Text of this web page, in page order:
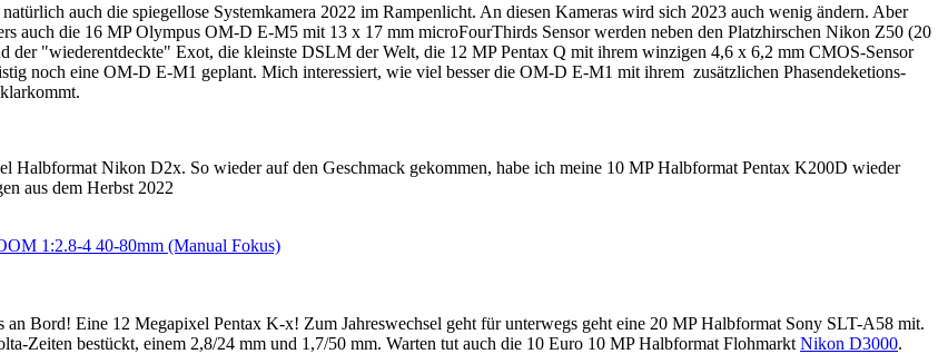
auch die spiegellose Systemkamera 2022 im Rampenlicht. An diesen Kameras wird sich 2023 auch wenig ändern. Aber
auch die 16 MP Olympus OM-D E-M5 mit 13 x 17 mm microFourThirds Sensor werden neben den Platzhirschen Nikon Z50 (20
"wiederentdeckte" Exot, die kleinste DSLM der Welt, die 12 MP Pentax Q mit ihrem winzigen 4,6 x 6,2 mm CMOS-Sensor
noch eine OM-D E-M1 geplant. Mich interessiert, wie viel besser die OM-D E-M1 mit ihrem zusätzlichen Phasendeketions-
Halbformat Nikon D2x. So wieder auf den Geschmack gekommen, habe ich meine 10 MP Halbformat Pentax K200D wieder
aus dem Herbst 2022
1:2.8-4 40-80mm (Manual Fokus)
Bord! Eine 12 Megapixel Pentax K-x! Zum Jahreswechsel geht für unterwegs geht eine 20 MP Halbformat Sony SLT-A58 mit.
Zeiten bestückt, einem 2,8/24 mm und 1,7/50 mm. Warten tut auch die 10 Euro 10 MP Halbformat Flohmarkt Nikon D3000.